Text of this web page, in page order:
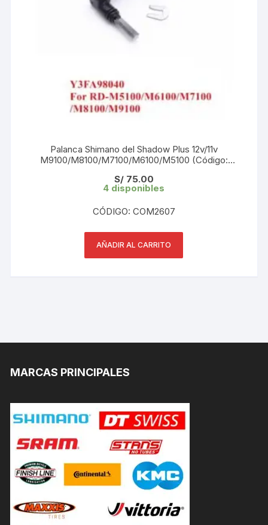
Palanca Shimano del Shadow Plus 12v/11v
M9100/M8100/M7100/M6100/M5100 (Código:
S/75.00
4 disponibles
CÓDIGO: COM2607
AÑADIR AL CARRITO
MARCAS PRINCIPALES